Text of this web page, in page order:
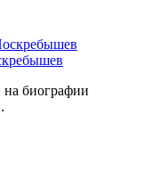
биографии